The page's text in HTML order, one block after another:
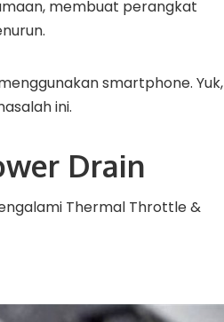
membuat perangkat
smartphone. Yuk,
ini.
Drain
Thermal Throttle &